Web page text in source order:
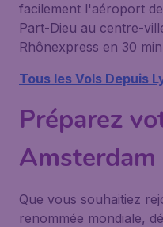
facilement l'aéroport
Part-Dieu au centre-
Rhônexpress en 30
Tous les Vols Depuis
Préparez
Amsterdam
Que vous souhaitiez
renommée mondiale,